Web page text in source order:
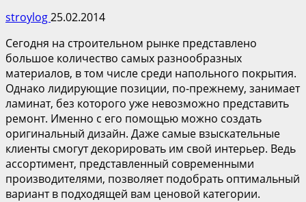
stroylog25.02.2014
Сегодня на строительном рынке представлено
большое количество самых разнообразных
материалов, в том числе среди напольного покрытия.
Однако лидирующие позиции, по-прежнему, занимает
ламинат, без которого уже невозможно представить
ремонт. Именно с его помощью можно создать
оригинальный дизайн. Даже самые взыскательные
клиенты смогут декорировать им свой интерьер. Ведь
ассортимент, представленный современными
производителями, позволяет подобрать оптимальный
вариант в подходящей вам ценовой категории.